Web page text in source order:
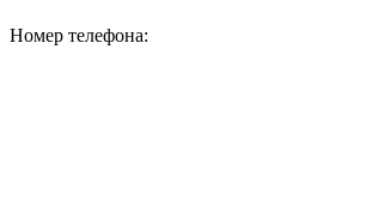
Номер телефона: